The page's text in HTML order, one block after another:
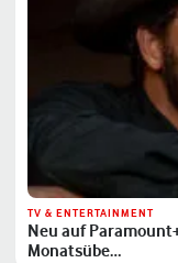
TV & ENTERTAINMENT
Neu auf
Monatsübe…